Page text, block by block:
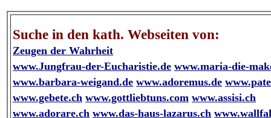
Suche in den kath. Webseiten von:
Zeugen der Wahrheit
www.Jungfrau-der-Eucharistie.de www.maria-die-
www.barbara-weigand.de www.adoremus.de
www.gebete.ch www.gottliebtuns.com www.assisi.ch
www.adorare.ch www.das-haus-lazarus.ch